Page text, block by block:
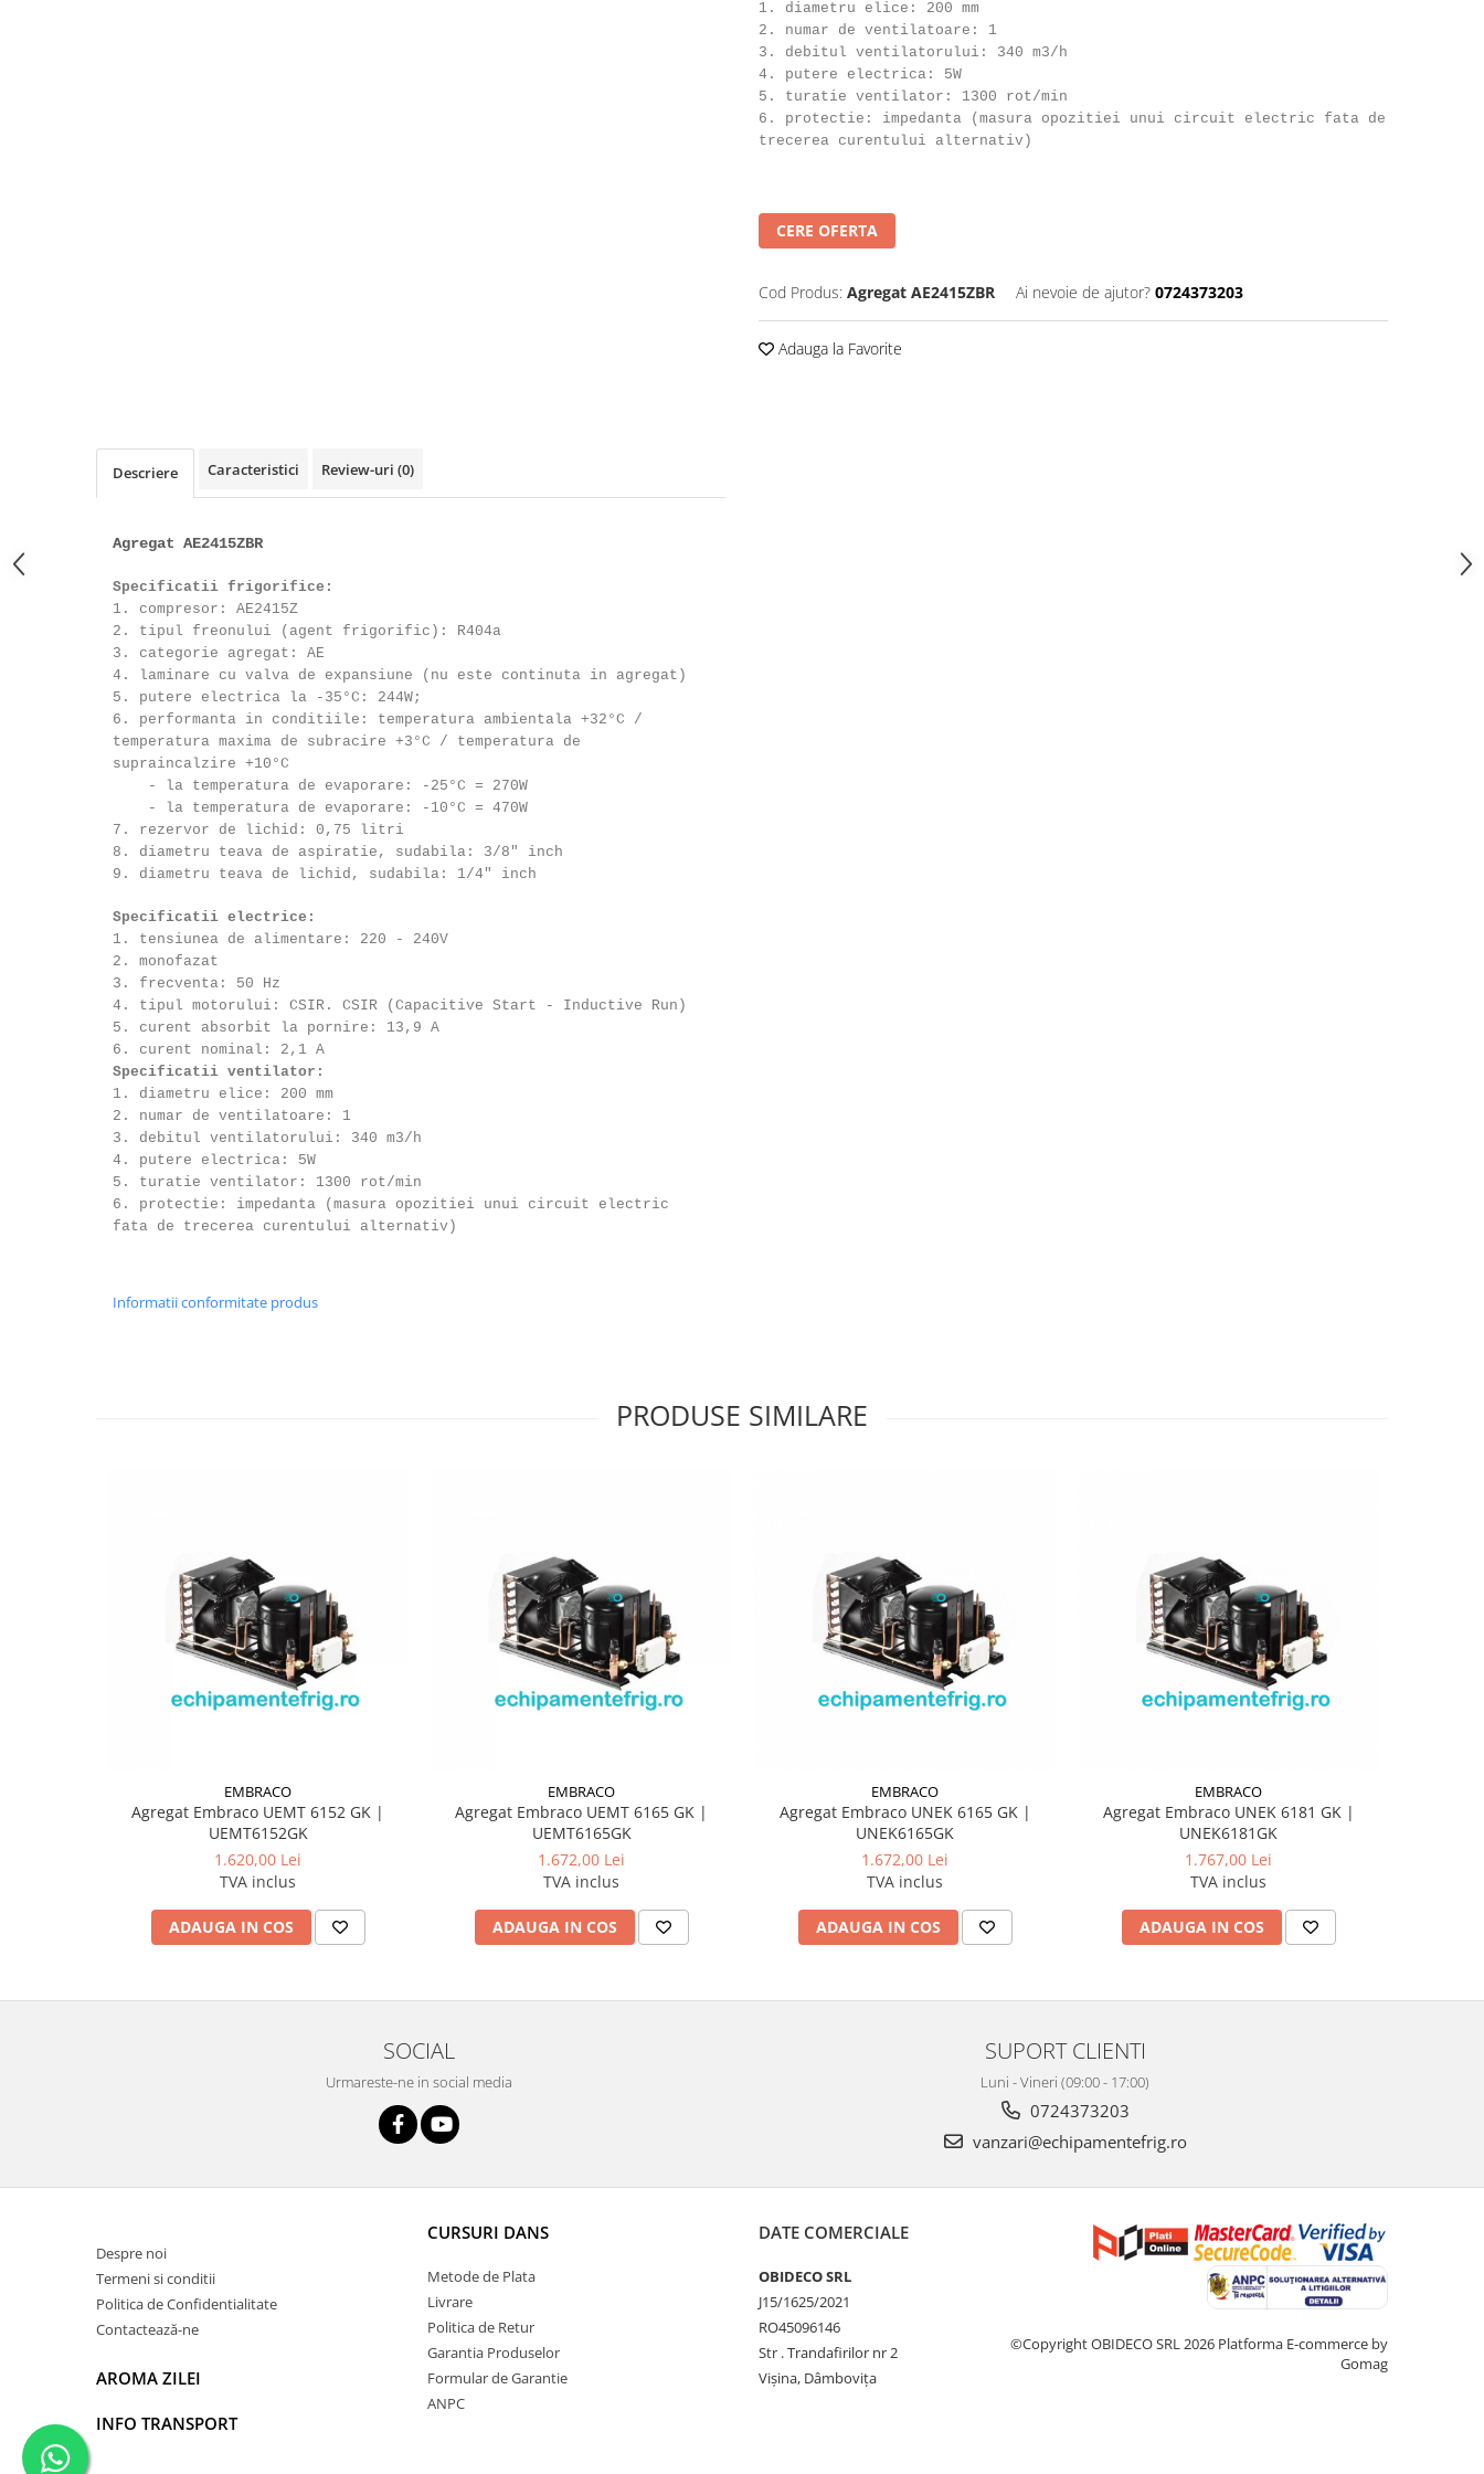
1. diametru elice: 200 mm
2. numar de ventilatoare: 1
3. debitul ventilatorului: 340 m3/h
4. putere electrica: 5W
5. turatie ventilator: 1300 rot/min
6. protectie: impedanta (masura opozitiei unui circuit electric fata de
trecerea curentului alternativ)
CERE OFERTA
Cod Produs: Agregat AE2415ZBR Ai nevoie de ajutor? 0724373203
Adauga la Favorite
Descriere Caracteristici Review-uri (0)
Agregat AE2415ZBR
Specificatii frigorifice:
1. compresor: AE2415Z
2. tipul freonului (agent frigorific): R404a
3. categorie agregat: AE
4. laminare cu valva de expansiune (nu este continuta in agregat)
5. putere electrica la -35°C: 244W;
6. performanta in conditiile: temperatura ambientala +32°C /
temperatura maxima de subracire +3°C / temperatura de
supraincalzire +10°C
- la temperatura de evaporare: -25°C = 270W
- la temperatura de evaporare: -10°C = 470W
7. rezervor de lichid: 0,75 litri
8. diametru teava de aspiratie, sudabila: 3/8" inch
9. diametru teava de lichid, sudabila: 1/4" inch
Specificatii electrice:
1. tensiunea de alimentare: 220 - 240V
2. monofazat
3. frecventa: 50 Hz
4. tipul motorului: CSIR. CSIR (Capacitive Start - Inductive Run)
5. curent absorbit la pornire: 13,9 A
6. curent nominal: 2,1 A
Specificatii ventilator:
1. diametru elice: 200 mm
2. numar de ventilatoare: 1
3. debitul ventilatorului: 340 m3/h
4. putere electrica: 5W
5. turatie ventilator: 1300 rot/min
6. protectie: impedanta (masura opozitiei unui circuit electric
fata de trecerea curentului alternativ)
Informatii conformitate produs
PRODUSE SIMILARE
EMBRACO
Agregat Embraco UEMT 6152 GK |
UEMT6152GK
1.620,00 Lei
TVA inclus
ADAUGA IN COS
EMBRACO
Agregat Embraco UEMT 6165 GK |
UEMT6165GK
1.672,00 Lei
TVA inclus
ADAUGA IN COS
EMBRACO
Agregat Embraco UNEK 6165 GK |
UNEK6165GK
1.672,00 Lei
TVA inclus
ADAUGA IN COS
EMBRACO
Agregat Embraco UNEK 6181 GK |
UNEK6181GK
1.767,00 Lei
TVA inclus
ADAUGA IN COS
SOCIAL
Urmareste-ne in social media
SUPORT CLIENTI
Luni - Vineri (09:00 - 17:00)
0724373203
vanzari@echipamentefrig.ro
Despre noi
Termeni si conditii
Politica de Confidentialitate
Contactează-ne
AROMA ZILEI
INFO TRANSPORT
CURSURI DANS
Metode de Plata
Livrare
Politica de Retur
Garantia Produselor
Formular de Garantie
ANPC
DATE COMERCIALE
OBIDECO SRL
J15/1625/2021
RO45096146
Str . Trandafirilor nr 2
Vișina, Dâmbovița
©Copyright OBIDECO SRL 2026 Platforma E-commerce by
Gomag